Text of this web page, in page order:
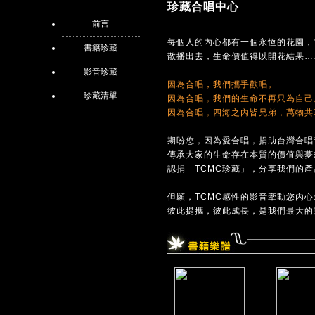
前言
書籍珍藏
影音珍藏
珍藏清單
珍藏合唱中心
每個人的內心都有一個永恆的花園
散播出去，生命價值得以開花結果
因為合唱，我們攜手歡唱。
因為合唱，我們的生命不再只為自
因為合唱，四海之內皆兄弟，萬物
期盼您，因為愛合唱，捐助台灣合
傳承大家的生命存在本質的價值與
認捐「TCMC珍藏」，分享我們的
但願，TCMC感性的影音牽動您內
彼此提攜，彼此成長，是我們最